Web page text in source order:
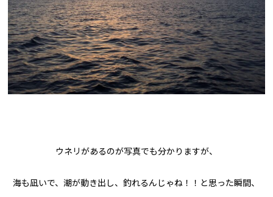
ウネリがあるのが写真でも分かりますが、
海も凪いで、潮が動き出し、釣れるんじゃね！！と思った瞬間、